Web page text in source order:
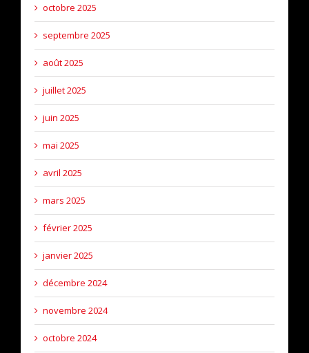
octobre 2025
septembre 2025
août 2025
juillet 2025
juin 2025
mai 2025
avril 2025
mars 2025
février 2025
janvier 2025
décembre 2024
novembre 2024
octobre 2024